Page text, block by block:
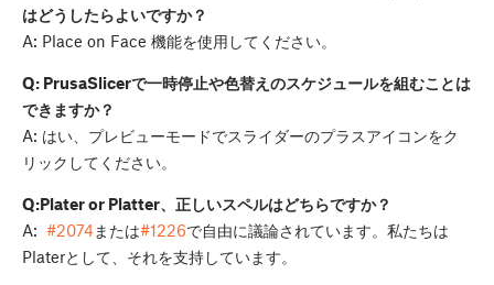
はどうしたらよいですか？
A: Place on Face 機能を使用してください。
Q: PrusaSlicerで一時停止や色替えのスケジュールを組むことは
できますか？
A: はい、プレビューモードでスライダーのプラスアイコンをク
リックしてください。
Q:Plater or Platter、正しいスペルはどちらですか？
A: #2074 または#1226で自由に議論されています。私たちは
Platerとして、それを支持しています。